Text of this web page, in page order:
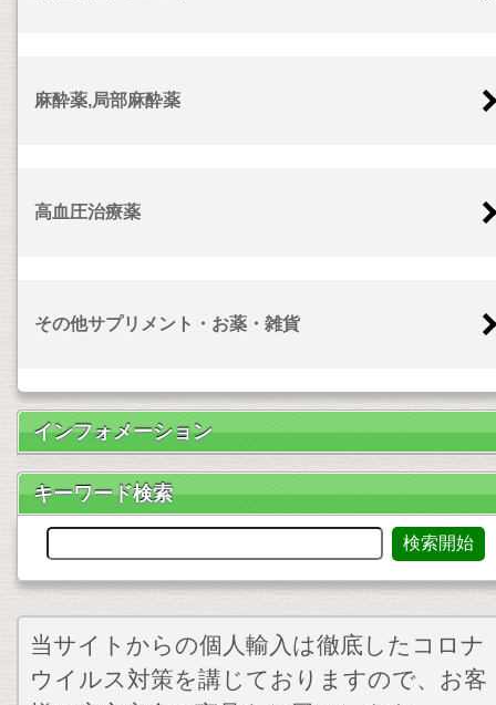
麻酔薬,局部麻酔薬
高血圧治療薬
その他サプリメント・お薬・雑貨
インフォメーション
キーワード検索
当サイトからの個人輸入は徹底したコロナ
ウイルス対策を講じておりますので、お客